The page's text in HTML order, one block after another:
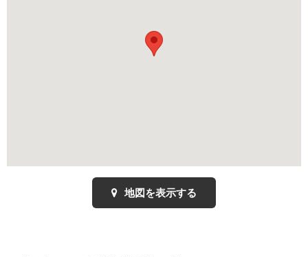
地図を表示する